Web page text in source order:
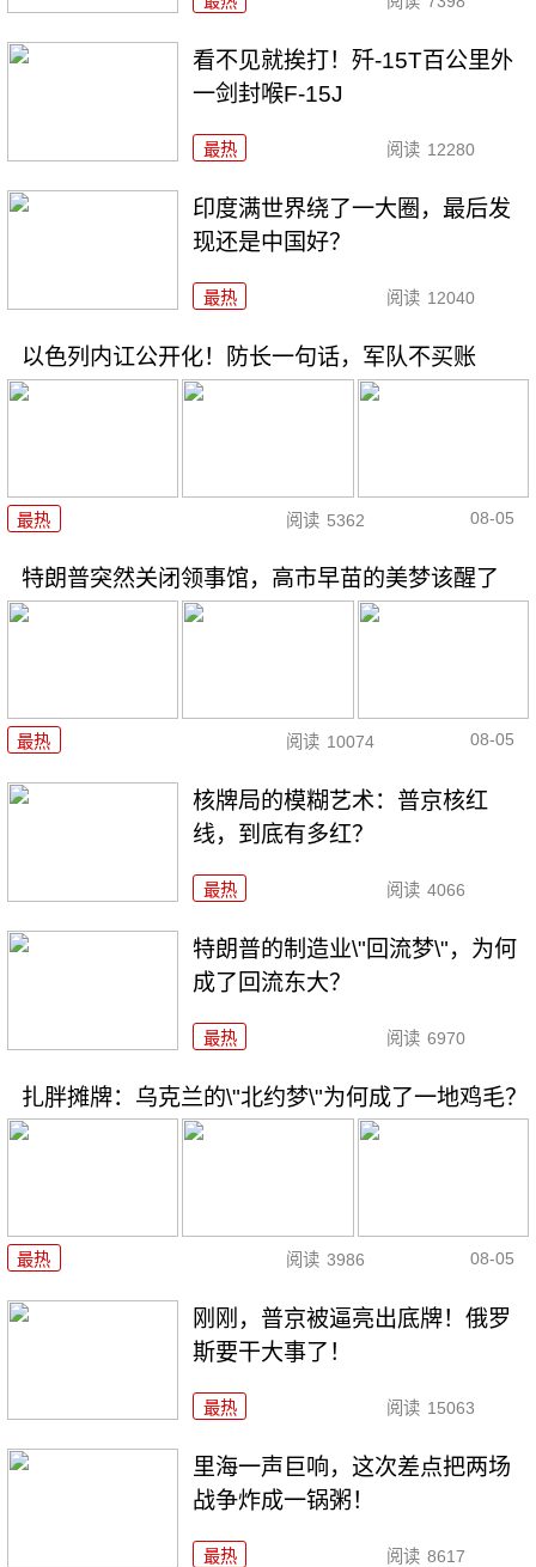
看不见就挨打！歼-15T百公里外
一剑封喉F-15J
最热 阅读 12280
印度满世界绕了一大圈，最后发
现还是中国好？
最热 阅读 12040
以色列内讧公开化！防长一句话，军队不买账
最热 阅读 5362 08-05
特朗普突然关闭领事馆，高市早苗的美梦该醒了
最热 阅读 10074 08-05
核牌局的模糊艺术：普京核红
线，到底有多红？
最热 阅读 4066
特朗普的制造业\"回流梦\"，为何
成了回流东大？
最热 阅读 6970
扎胖摊牌：乌克兰的\"北约梦\"为何成了一地鸡毛？
最热 阅读 3986 08-05
刚刚，普京被逼亮出底牌！俄罗
斯要干大事了！
最热 阅读 15063
里海一声巨响，这次差点把两场
战争炸成一锅粥！
最热 阅读 8617